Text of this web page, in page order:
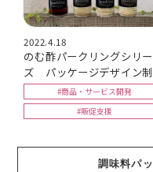
2022.4.18
のむ酢パークリングシリー
ズ パッケージデザイン
#商品・サービス開発
#販促支援
調味料パ